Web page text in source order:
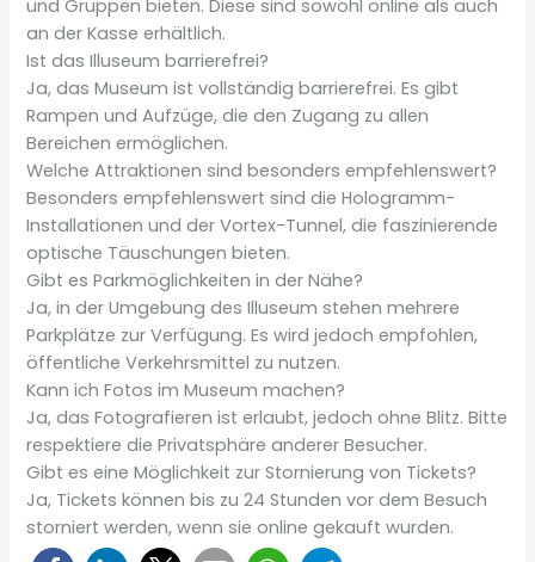
und Gruppen bieten. Diese sind sowohl online als auch
an der Kasse erhältlich.
Ist das Illuseum barrierefrei?
Ja, das Museum ist vollständig barrierefrei. Es gibt
Rampen und Aufzüge, die den Zugang zu allen
Bereichen ermöglichen.
Welche Attraktionen sind besonders empfehlenswert?
Besonders empfehlenswert sind die Hologramm-
Installationen und der Vortex-Tunnel, die faszinierende
optische Täuschungen bieten.
Gibt es Parkmöglichkeiten in der Nähe?
Ja, in der Umgebung des Illuseum stehen mehrere
Parkplätze zur Verfügung. Es wird jedoch empfohlen,
öffentliche Verkehrsmittel zu nutzen.
Kann ich Fotos im Museum machen?
Ja, das Fotografieren ist erlaubt, jedoch ohne Blitz. Bitte
respektiere die Privatsphäre anderer Besucher.
Gibt es eine Möglichkeit zur Stornierung von Tickets?
Ja, Tickets können bis zu 24 Stunden vor dem Besuch
storniert werden, wenn sie online gekauft wurden.